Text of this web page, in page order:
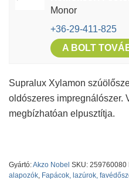
Monor
+36-29-411-825
A BOLT
Supralux Xylamon
oldószeres impregnálószer.
megbízhatóan elpusztítja.
Gyártó:Akzo Nobel SKU: 259760080
alapozók, Fapácok, lazúrok,